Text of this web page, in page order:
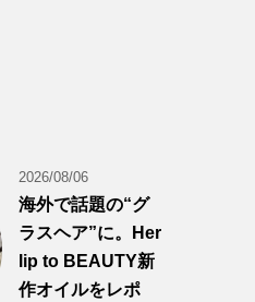
2026/08/06
海外で話題の“グ
ラスヘア”に。Her
lip to BEAUTY新
作オイルをレポ